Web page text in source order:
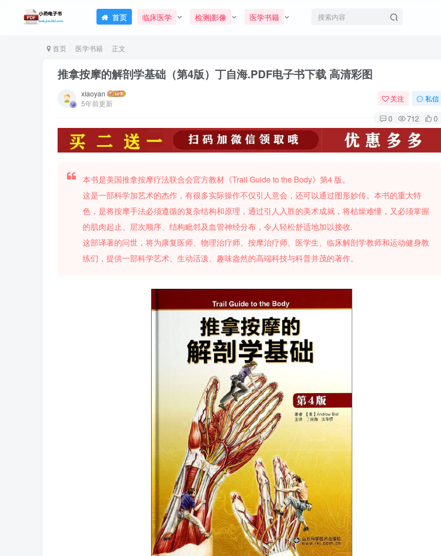
首页 临床医学 检测|影像 医学书籍
首页 医学书籍 正文
推拿按摩的解剖学基础（第4版）丁自海.PDF电子书下载 高清彩图
xiaoyan
5年前更新
关注 私信
0 712 0
本书是美国推拿按摩疗法联合会官方教材《Trail Guide to the Body》第4 版。
这是一部科学加艺术的杰作，有很多实际操作不仅引人意会，还可以通过图形妙传。本书的重大特
色，是将按摩手法必须遵循的复杂结构和原理，通过引人入胜的美术成就，将枯燥难懂，又必须掌握
的肌肉起止、层次顺序、结构毗邻及血管神经分布，令人轻松舒适地加以接收.
这部译著的问世，将为康复医师、物理治疗师、按摩治疗师、医学生、临床解剖学教师和运动健身教
练们，提供一部科学艺术、生动活泼、趣味盎然的高端科技与科普并茂的著作。